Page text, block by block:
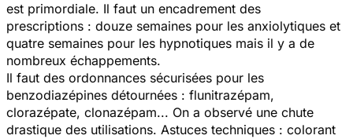
est primordiale. Il faut un encadrement des
prescriptions : douze semaines pour les anxiolytiques et
quatre semaines pour les hypnotiques mais il y a de
nombreux échappements.
Il faut des ordonnances sécurisées pour les
benzodiazépines détournées : flunitrazépam,
clorazépate, clonazépam... On a observé une chute
drastique des utilisations. Astuces techniques : colorant